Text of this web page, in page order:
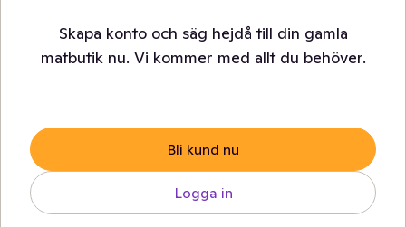
Skapa konto och säg hejdå till din gamla
matbutik nu. Vi kommer med allt du behöver.
Bli kund nu
Logga in